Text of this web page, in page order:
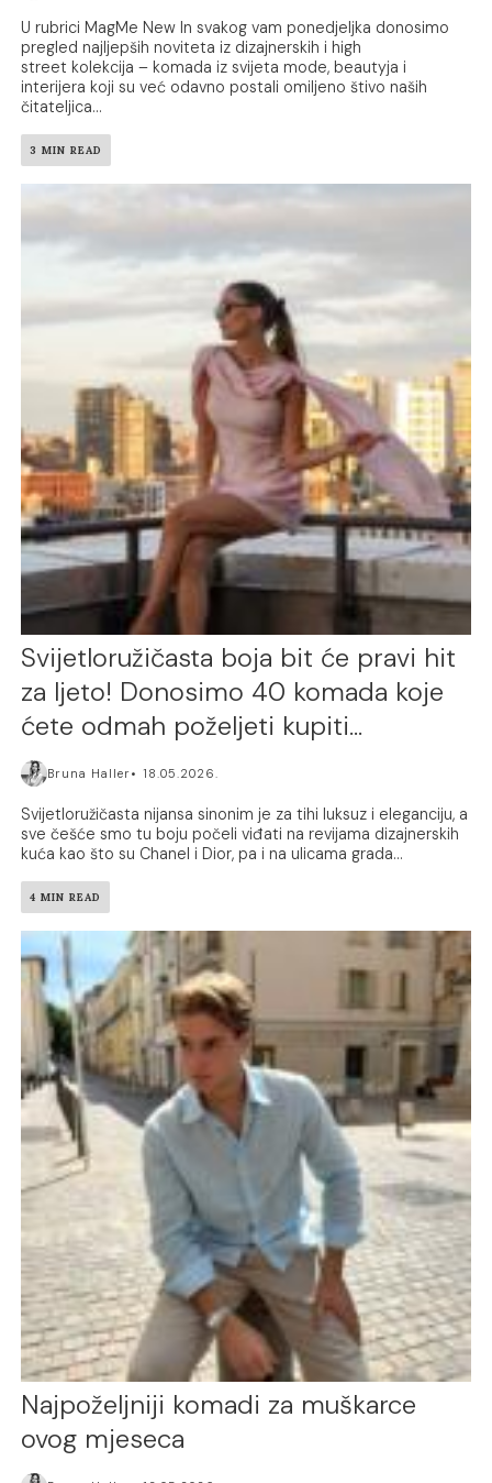
U rubrici MagMe New In svakog vam ponedjeljka donosimo
pregled najljepših noviteta iz dizajnerskih i high
street kolekcija – komada iz svijeta mode, beautyja i
interijera koji su već odavno postali omiljeno štivo naših
čitateljica...
3 MIN READ
Svijetloružičasta boja bit će pravi hit
za ljeto! Donosimo 40 komada koje
ćete odmah poželjeti kupiti…
Bruna Haller 18.05.2026.
Svijetloružičasta nijansa sinonim je za tihi luksuz i eleganciju, a
sve češće smo tu boju počeli viđati na revijama dizajnerskih
kuća kao što su Chanel i Dior, pa i na ulicama grada...
4 MIN READ
Najpoželjniji komadi za muškarce
ovog mjeseca